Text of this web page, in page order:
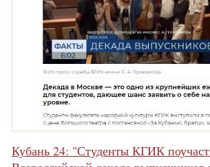
Кубань 24: "Студенты КГИК